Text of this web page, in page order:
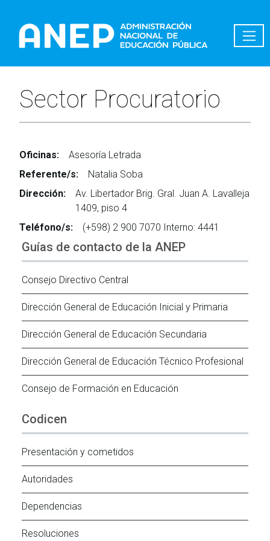
Sector Procuratorio
Oficinas:
Asesoría Letrada
Referente/s:
Natalia Soba
Dirección:
Av. Libertador Brig. Gral. Juan A. Lavalleja
1409, piso 4
Teléfono/s:
(+598) 2 900 7070 Interno: 4441
Guías de contacto de la ANEP
Consejo Directivo Central
Dirección General de Educación Inicial y Primaria
Dirección General de Educación Secundaria
Dirección General de Educación Técnico Profesional
Consejo de Formación en Educación
Codicen
Presentación y cometidos
Autoridades
Dependencias
Resoluciones